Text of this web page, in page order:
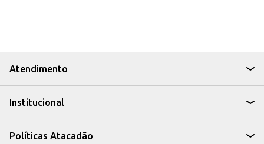
Atendimento
Institucional
Políticas Atacadão